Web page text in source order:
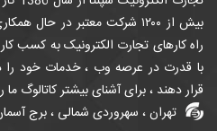
بیش از ۱۲۰۰ شرکت معتبر در
راه کارهای تجارت الکترونیک به کسب
با قدرت در عرصه وب ، خدمات خود را
قرار دهند ، برای آشنای بیشتر کاتالوگ ما
تهران ، سهروردی شمالی ، برج آسمان ،